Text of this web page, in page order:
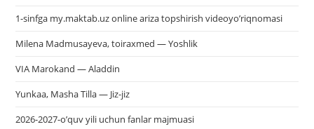
1-sinfga my.maktab.uz online ariza topshirish videoyo’riqnomasi
Milena Madmusayeva, toiraxmed — Yoshlik
VIA Marokand — Aladdin
Yunkaa, Masha Tilla — Jiz-jiz
2026-2027-o’quv yili uchun fanlar majmuasi